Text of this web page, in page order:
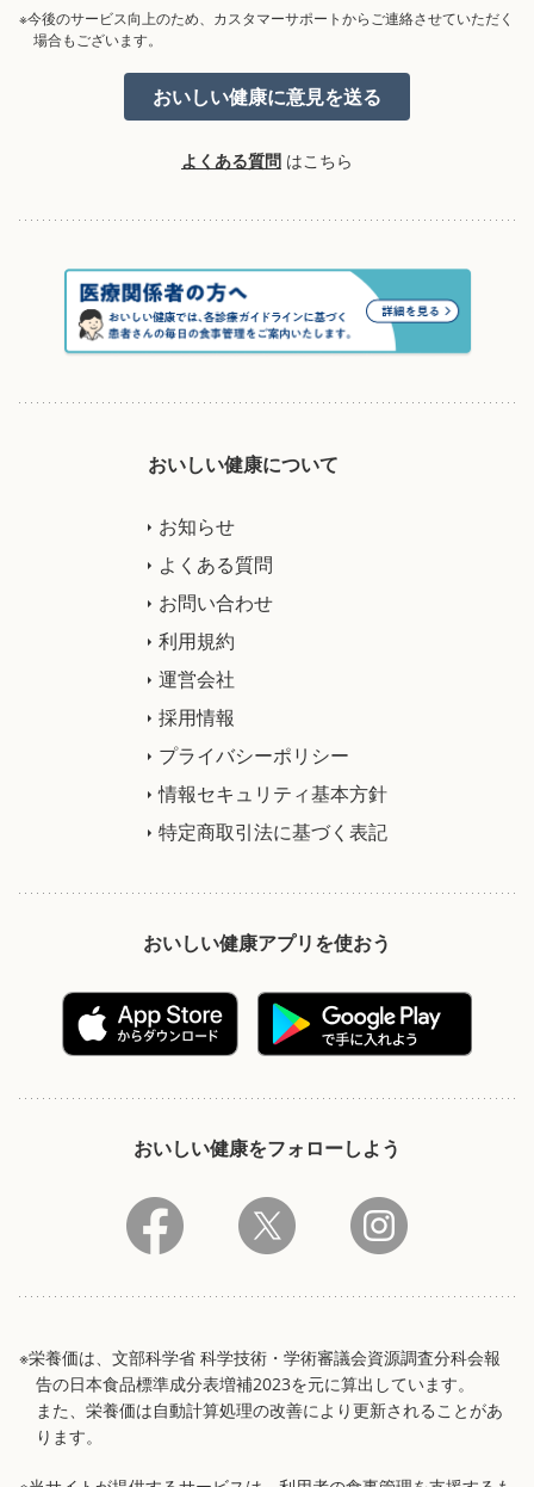
※今後のサービス向上のため、カスタマーサポートからご連絡させていただく
場合もございます。
よくある質問 はこちら
おいしい健康について
お知らせ
よくある質問
お問い合わせ
利用規約
運営会社
採用情報
プライバシーポリシー
情報セキュリティ基本方針
特定商取引法に基づく表記
おいしい健康アプリを使おう
おいしい健康をフォローしよう
※栄養価は、文部科学省 科学技術・学術審議会資源調査分科会報
告の日本食品標準成分表増補2023を元に算出しています。
また、栄養価は自動計算処理の改善により更新されることがあ
ります。